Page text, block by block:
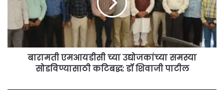
सोडविण्यासाठी
कटिबद्ध:
डॉ
शिवाजी
बारामती एमआयडीसी च्या उद्योजकांच्या समस्या
सोडविण्यासाठी कटिबद्ध: डॉ शिवाजी पाटील